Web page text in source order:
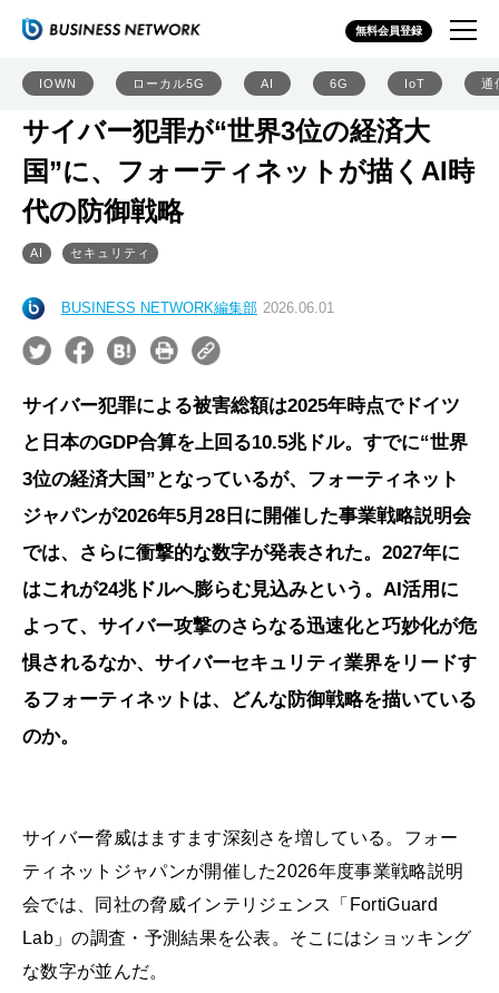
無料会員登録
IOWN ローカル5G AI 6G IoT 通
サイバー犯罪が“世界3位の経済大
国”に、フォーティネットが描くAI時
代の防御戦略
AI セキュリティ
BUSINESS NETWORK編集部 2026.06.01
サイバー犯罪による被害総額は2025年時点でドイツ
と日本のGDP合算を上回る10.5兆ドル。すでに“世界
3位の経済大国”となっているが、フォーティネット
ジャパンが2026年5月28日に開催した事業戦略説明会
では、さらに衝撃的な数字が発表された。2027年に
はこれが24兆ドルへ膨らむ見込みという。AI活用に
よって、サイバー攻撃のさらなる迅速化と巧妙化が危
惧されるなか、サイバーセキュリティ業界をリードす
るフォーティネットは、どんな防御戦略を描いている
のか。
サイバー脅威はますます深刻さを増している。フォー
ティネットジャパンが開催した2026年度事業戦略説明
会では、同社の脅威インテリジェンス「FortiGuard
Lab」の調査・予測結果を公表。そこにはショッキング
な数字が並んだ。